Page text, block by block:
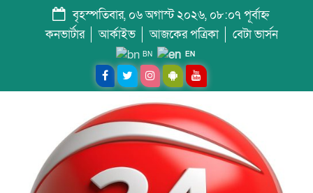
বৃহস্পতিবার, ০৬ অগাস্ট ২০২৬, ০৮:০৭ পূর্বাহ্ন
কনভার্টার
আর্কাইভ আজকের পত্রিকা বেটা ভার্সন
BN EN